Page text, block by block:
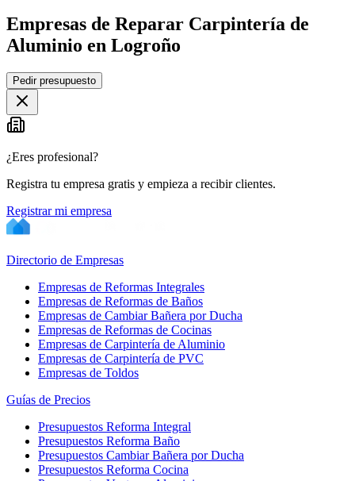
Empresas de Reparar Carpintería de
Aluminio en Logroño
+
−
Pedir presupuesto
¿Eres profesional?
Registra tu empresa gratis y empieza a recibir clientes.
Registrar mi empresa
Directorio de Empresas
Empresas de Reformas Integrales
Empresas de Reformas de Baños
Empresas de Cambiar Bañera por Ducha
Empresas de Reformas de Cocinas
Empresas de Carpintería de Aluminio
Empresas de Carpintería de PVC
Empresas de Toldos
Guías de Precios
Presupuestos Reforma Integral
Presupuestos Reforma Baño
Presupuestos Cambiar Bañera por Ducha
Presupuestos Reforma Cocina